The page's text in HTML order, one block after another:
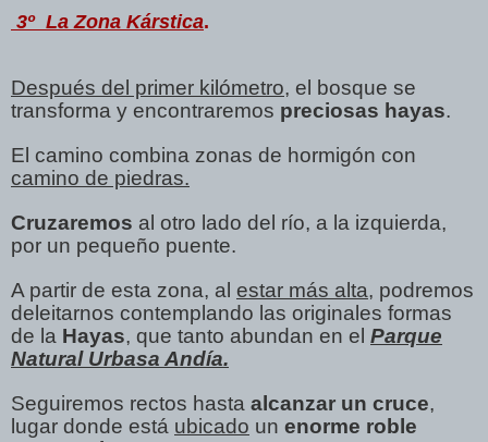
3º La Zona Kárstica.
Después del primer kilómetro, el bosque se
transforma y encontraremos preciosas hayas.
El camino combina zonas de hormigón con
camino de piedras.
Cruzaremos al otro lado del río, a la izquierda,
por un pequeño puente.
A partir de esta zona, al estar más alta, podremos
deleitarnos contemplando las originales formas
de la Hayas, que tanto abundan en el Parque
Natural Urbasa Andía.
Seguiremos rectos hasta alcanzar un cruce,
lugar donde está ubicado un enorme roble